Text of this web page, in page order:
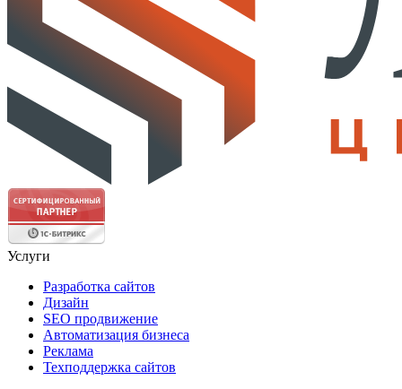
Услуги
Разработка сайтов
Дизайн
SEO продвижение
Автоматизация бизнеса
Реклама
Техподдержка сайтов